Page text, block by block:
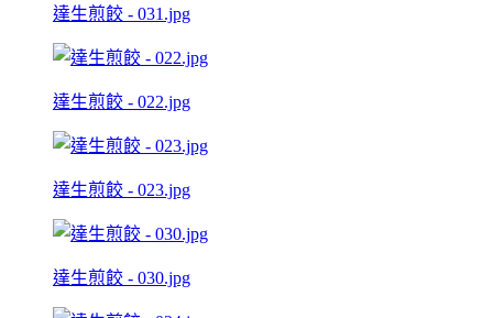
達生煎餃 - 031.jpg
達生煎餃 - 022.jpg
達生煎餃 - 023.jpg
達生煎餃 - 030.jpg